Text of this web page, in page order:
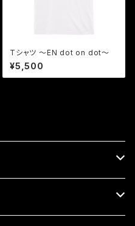
Tシャツ 〜EN dot on dot〜
¥5,500